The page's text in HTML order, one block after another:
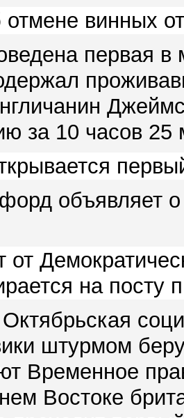
отмене винных
первая в
за 10 часов 25
объявляет
от
на посту
штурмом
Временное
Востоке